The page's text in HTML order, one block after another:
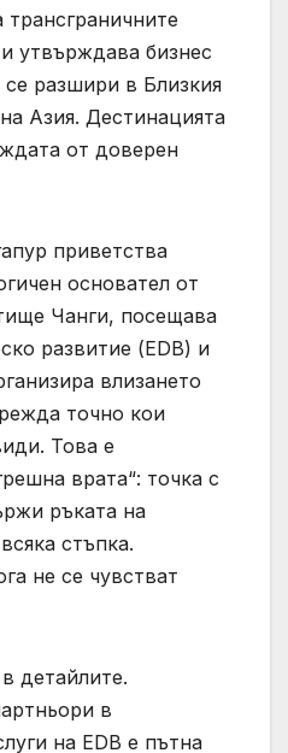
утвърждава бизнес
разшири в Близкия
Азия. Дестинацията
от доверен
приветства
основател от
Чанги, посещава
развитие (EDB) и
влизането
точно кои
Това е
врата“: точка с
ръката на
стъпка.
не се чувстват
детайлите.
в
на EDB е пътна